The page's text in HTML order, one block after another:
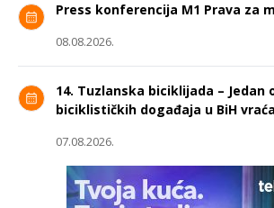
Press konferencija M1 Prava za
08.08.2026.
14. Tuzlanska biciklijada – Jedan
biciklističkih događaja u BiH
07.08.2026.